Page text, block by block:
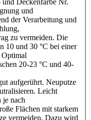
und
der Verarbeitung und
zu vermeiden. Die
10 und 30 °C bei einer
20-23 °C und 40-
aufgerührt. Neuputze
Leicht
je nach
Flächen mit starkem
vermeiden. Dazu wird